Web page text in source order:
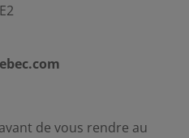
de vous rendre au